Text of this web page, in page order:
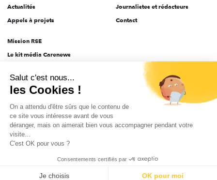
Actualités
Appels à projets
Journalistes et rédacteurs
Contact
Mission RSE
Le kit média Carenews
AEF info
Novethic
PRODURABLE
Inclusiv Day
Données personnelles Mentions légales 2025-2026 Tout droits réservés
Salut c'est nous...
les Cookies !
On a attendu d'être sûrs que le contenu de
ce site vous intéresse avant de vous
déranger, mais on aimerait bien vous accompagner pendant votre
visite...
C'est OK pour vous ?
Consentements certifiés par
Je choisis OK pour moi